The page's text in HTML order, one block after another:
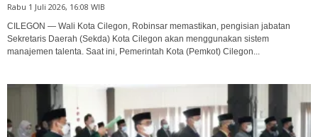
Rabu 1 Juli 2026, 16:08 WIB
CILEGON — Wali Kota Cilegon, Robinsar memastikan, pengisian jabatan
Sekretaris Daerah (Sekda) Kota Cilegon akan menggunakan sistem
manajemen talenta. Saat ini, Pemerintah Kota (Pemkot) Cilegon...